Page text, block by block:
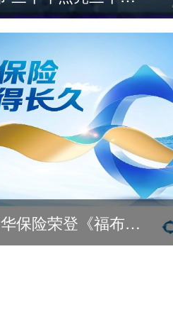
第378位！新华保险荣登《福布斯》全球500强